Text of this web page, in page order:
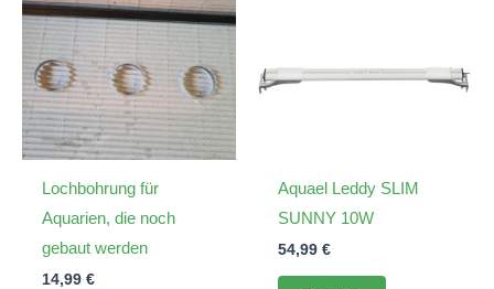
Lochbohrung für
Aquarien, die noch
gebaut werden
14,99 €
Aquael Leddy SLIM
SUNNY 10W
54,99 €